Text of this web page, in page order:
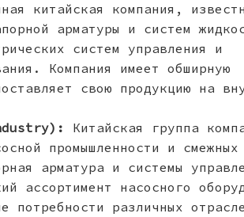
китайская компания,
арматуры и систем
систем управления и
Компания имеет обширную
свою продукцию на
Китайская группа
промышленности и смежных
арматура и системы
ассортимент насосного
потребности различных